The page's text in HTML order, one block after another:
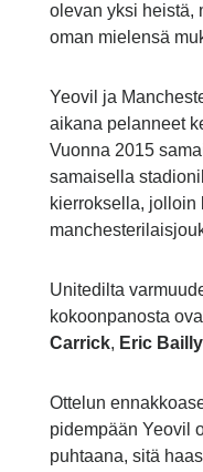
olevan yksi heistä,
oman mielensä
Yeovil ja
aikana pelanneet
Vuonna 2015
samaisella
kierroksella, jolloin
Unitedilta
kokoonpanosta
Carrick, Eric Bailly
Ottelun
pidempään Yeovil
puhtaana, sitä